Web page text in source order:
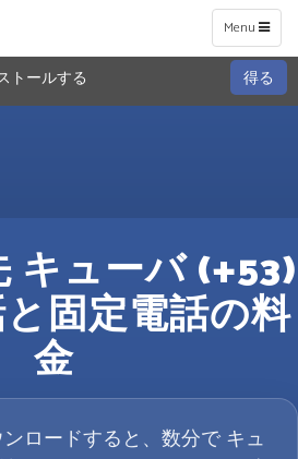
Toggle
navigation
Menu
トールする 得る
キューバ (+53)
固定電話の料
金
ロードすると、数分で キュ